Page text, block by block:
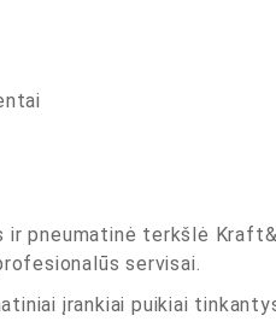
ir pneumatinė terkšlė
servisai.
įrankiai puikiai